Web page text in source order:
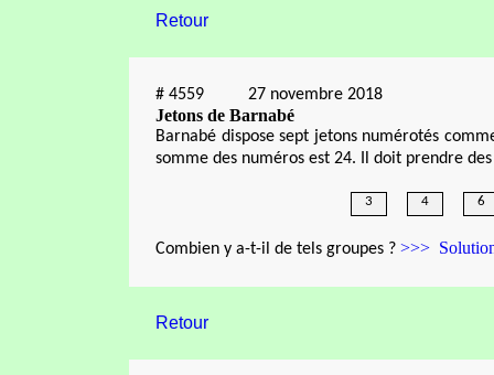
Retour
# 4559 27 novembre 2018
Jetons de Barnabé
Barnabé dispose sept jetons numérotés
somme des numéros est 24. Il doit prendre
3 4 6
Combien y a-t-il de tels groupes ? >>>
Retour